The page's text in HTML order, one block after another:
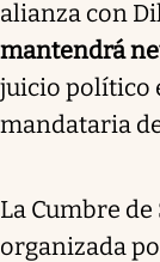
alianza con
mantendrá
juicio político
mandataria
La Cumbre
organizada